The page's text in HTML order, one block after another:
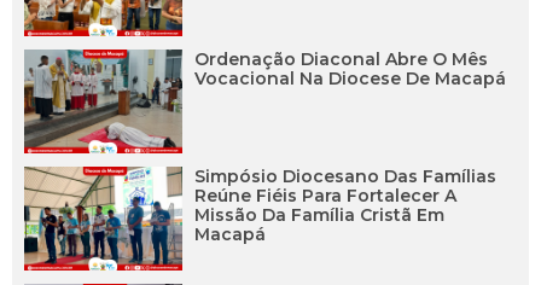
Ordenação Diaconal Abre O Mês
Vocacional Na Diocese De Macapá
Simpósio Diocesano Das Famílias
Reúne Fiéis Para Fortalecer A
Missão Da Família Cristã Em
Macapá